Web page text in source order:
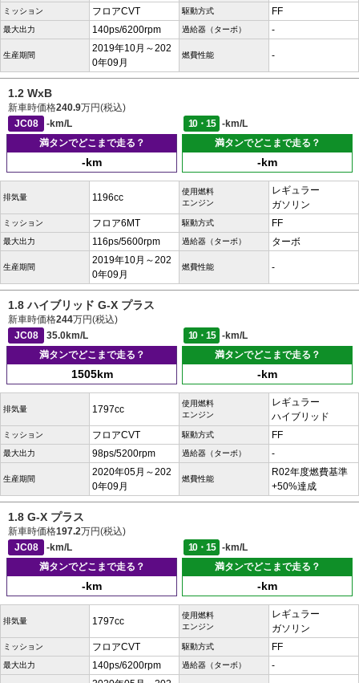
ミッション フロアCVT 駆動方式 FF
最大出力 140ps/6200rpm 過給器（ターボ） -
生産期間
2019年10月～202
0年09月
燃費性能 -
1.2 WxB
新車時価格240.9万円(税込)
JC08
-km/L 10・15
-km/L
満タンでどこまで走る？
-km
満タンでどこまで走る？
-km
排気量 1196cc
使用燃料
エンジン
レギュラー
ガソリン
ミッション フロア6MT 駆動方式 FF
最大出力 116ps/5600rpm 過給器（ターボ） ターボ
生産期間
2019年10月～202
0年09月
燃費性能 -
1.8 ハイブリッド G-X プラス
新車時価格244万円(税込)
JC08
35.0km/L 10・15
-km/L
満タンでどこまで走る？
1505km
満タンでどこまで走る？
-km
排気量 1797cc
使用燃料
エンジン
レギュラー
ハイブリッド
ミッション フロアCVT 駆動方式 FF
最大出力 98ps/5200rpm 過給器（ターボ） -
生産期間
2020年05月～202
0年09月
燃費性能
R02年度燃費基準
+50%達成
1.8 G-X プラス
新車時価格197.2万円(税込)
JC08
-km/L 10・15
-km/L
満タンでどこまで走る？
-km
満タンでどこまで走る？
-km
排気量 1797cc
使用燃料
エンジン
レギュラー
ガソリン
ミッション フロアCVT 駆動方式 FF
最大出力 140ps/6200rpm 過給器（ターボ） -